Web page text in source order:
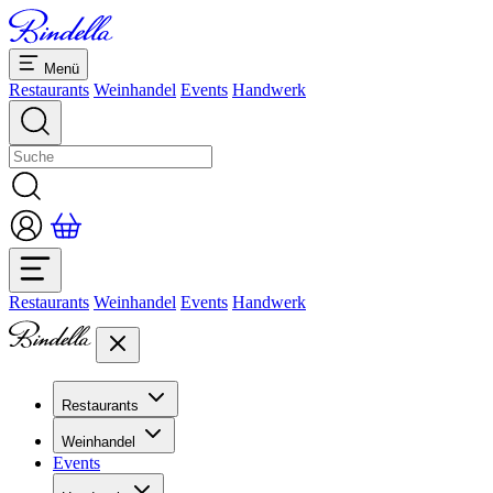
Menü
Restaurants Weinhandel Events Handwerk
Restaurants Weinhandel Events Handwerk
Restaurants
Übersicht Restaurants
Bankette & Events
Dolcezze
Weinhandel
Übersicht
Events